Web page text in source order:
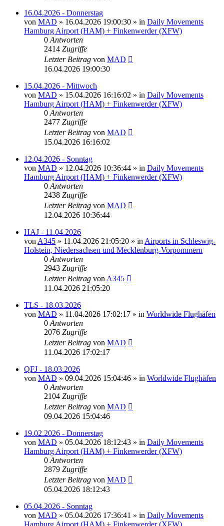
16.04.2026 - Donnerstag
von MAD » 16.04.2026 19:00:30 » in Daily Movements
Hamburg Airport (HAM) + Finkenwerder (XFW)
0 Antworten
2414 Zugriffe
Letzter Beitrag von MAD
16.04.2026 19:00:30
15.04.2026 - Mittwoch
von MAD » 15.04.2026 16:16:02 » in Daily Movements
Hamburg Airport (HAM) + Finkenwerder (XFW)
0 Antworten
2477 Zugriffe
Letzter Beitrag von MAD
15.04.2026 16:16:02
12.04.2026 - Sonntag
von MAD » 12.04.2026 10:36:44 » in Daily Movements
Hamburg Airport (HAM) + Finkenwerder (XFW)
0 Antworten
2438 Zugriffe
Letzter Beitrag von MAD
12.04.2026 10:36:44
HAJ - 11.04.2026
von A345 » 11.04.2026 21:05:20 » in Airports in Schleswig-
Holstein, Niedersachsen und Mecklenburg-Vorpommern
0 Antworten
2943 Zugriffe
Letzter Beitrag von A345
11.04.2026 21:05:20
TLS - 18.03.2026
von MAD » 11.04.2026 17:02:17 » in Worldwide Flughäfen
0 Antworten
2076 Zugriffe
Letzter Beitrag von MAD
11.04.2026 17:02:17
QFJ - 18.03.2026
von MAD » 09.04.2026 15:04:46 » in Worldwide Flughäfen
0 Antworten
2104 Zugriffe
Letzter Beitrag von MAD
09.04.2026 15:04:46
19.02.2026 - Donnerstag
von MAD » 05.04.2026 18:12:43 » in Daily Movements
Hamburg Airport (HAM) + Finkenwerder (XFW)
0 Antworten
2879 Zugriffe
Letzter Beitrag von MAD
05.04.2026 18:12:43
05.04.2026 - Sonntag
von MAD » 05.04.2026 17:36:41 » in Daily Movements
Hamburg Airport (HAM) + Finkenwerder (XFW)